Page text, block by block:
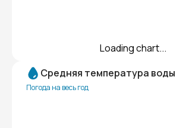
Loading chart...
Средняя температура воды
Погода на весь год